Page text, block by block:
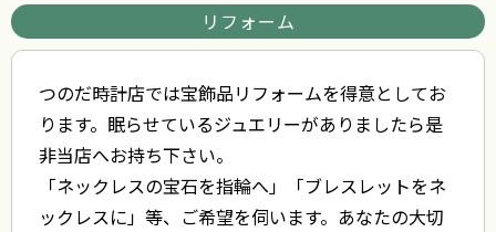
リフォーム
つのだ時計店では宝飾品リフォームを得意としてお
ります。眠らせているジュエリーがありましたら是
非当店へお持ち下さい。
「ネックレスの宝石を指輪へ」「ブレスレットをネ
ックレスに」等、ご希望を伺います。あなたの大切